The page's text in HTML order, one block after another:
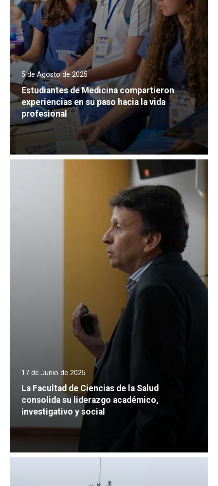
5 de Agosto de 2025
Estudiantes de Medicina compartieron
experiencias en su paso hacia la vida
profesional
17 de Junio de 2025
La Facultad de Ciencias de la Salud
consolida su liderazgo académico,
investigativo y social